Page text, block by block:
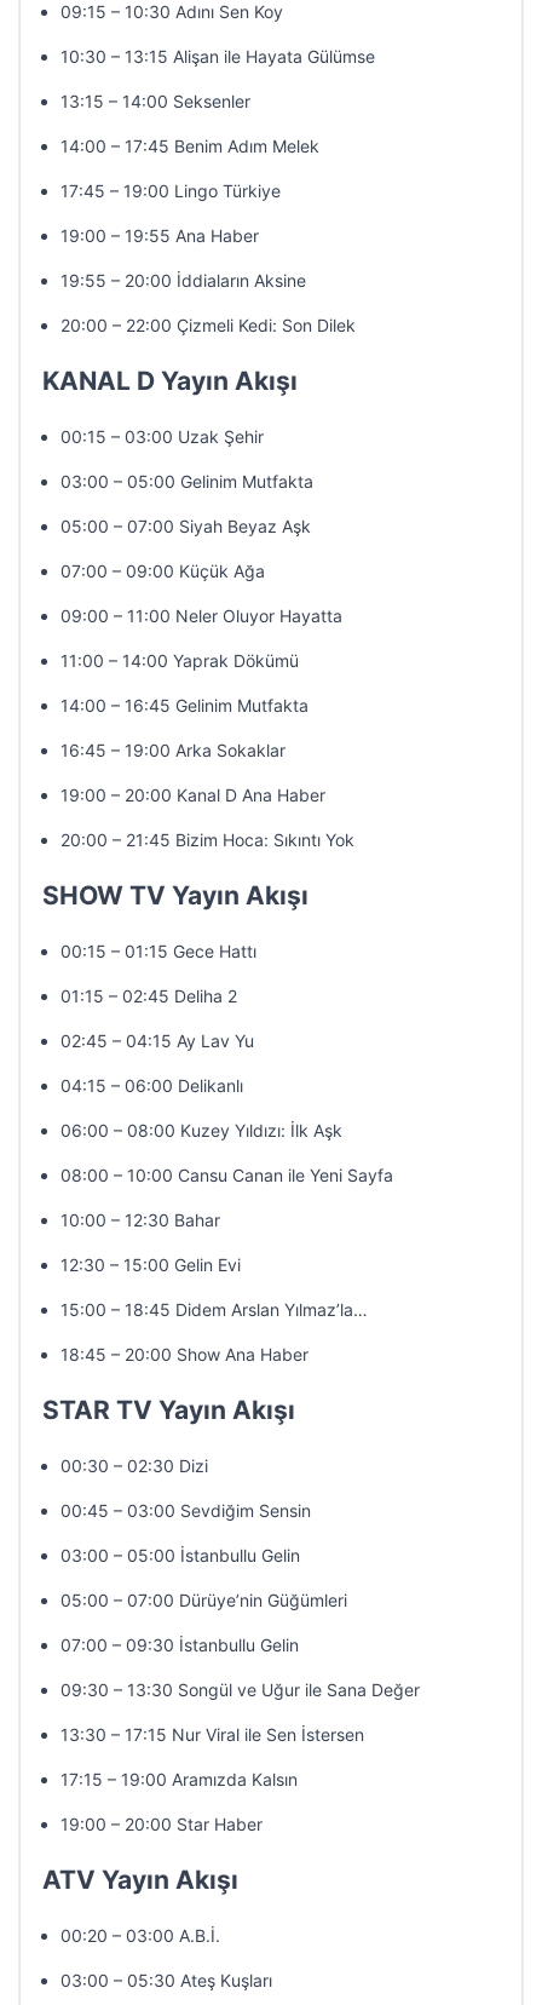
09:15 – 10:30 Adını Sen Koy
10:30 – 13:15 Alişan ile Hayata Gülümse
13:15 – 14:00 Seksenler
14:00 – 17:45 Benim Adım Melek
17:45 – 19:00 Lingo Türkiye
19:00 – 19:55 Ana Haber
19:55 – 20:00 İddiaların Aksine
20:00 – 22:00 Çizmeli Kedi: Son Dilek
KANAL D Yayın Akışı
00:15 – 03:00 Uzak Şehir
03:00 – 05:00 Gelinim Mutfakta
05:00 – 07:00 Siyah Beyaz Aşk
07:00 – 09:00 Küçük Ağa
09:00 – 11:00 Neler Oluyor Hayatta
11:00 – 14:00 Yaprak Dökümü
14:00 – 16:45 Gelinim Mutfakta
16:45 – 19:00 Arka Sokaklar
19:00 – 20:00 Kanal D Ana Haber
20:00 – 21:45 Bizim Hoca: Sıkıntı Yok
SHOW TV Yayın Akışı
00:15 – 01:15 Gece Hattı
01:15 – 02:45 Deliha 2
02:45 – 04:15 Ay Lav Yu
04:15 – 06:00 Delikanlı
06:00 – 08:00 Kuzey Yıldızı: İlk Aşk
08:00 – 10:00 Cansu Canan ile Yeni Sayfa
10:00 – 12:30 Bahar
12:30 – 15:00 Gelin Evi
15:00 – 18:45 Didem Arslan Yılmaz’la…
18:45 – 20:00 Show Ana Haber
STAR TV Yayın Akışı
00:30 – 02:30 Dizi
00:45 – 03:00 Sevdiğim Sensin
03:00 – 05:00 İstanbullu Gelin
05:00 – 07:00 Dürüye’nin Güğümleri
07:00 – 09:30 İstanbullu Gelin
09:30 – 13:30 Songül ve Uğur ile Sana Değer
13:30 – 17:15 Nur Viral ile Sen İstersen
17:15 – 19:00 Aramızda Kalsın
19:00 – 20:00 Star Haber
ATV Yayın Akışı
00:20 – 03:00 A.B.İ.
03:00 – 05:30 Ateş Kuşları